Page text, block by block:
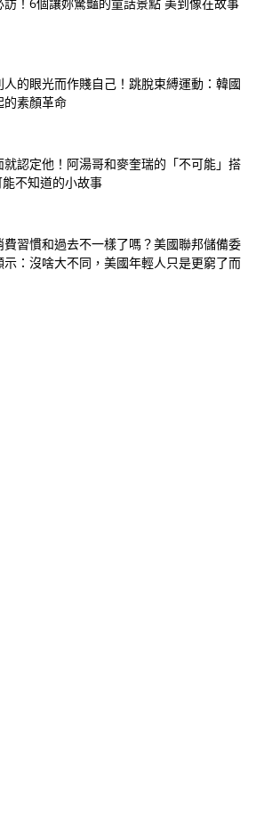
人的眼光而作賤自己！跳脫束縛運動：韓國
的素顏革命
就認定他！阿湯哥和麥奎瑞的「不可能」搭
不知道的小故事
費習慣和過去不一樣了嗎？美國聯邦儲備委
示：沒啥大不同，美國年輕人只是更窮了而